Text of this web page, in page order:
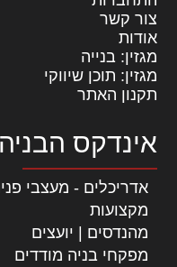
צור קשר
אודות
מגזין: בנייה
מגזין: תוכן שיווקי
תקנון האתר
אינדקס
אדריכלים - מעצבי
מקצועות
מהנדסים | יועצים
מפקחי בניה מודדים